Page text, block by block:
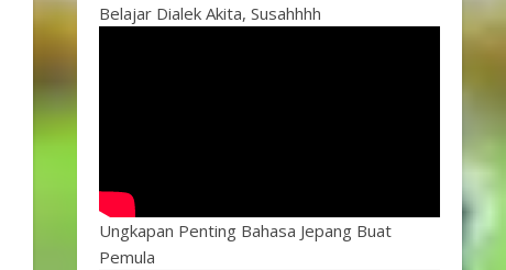
Belajar Dialek Akita, Susahhhh
Ungkapan Penting Bahasa Jepang Buat
Pemula